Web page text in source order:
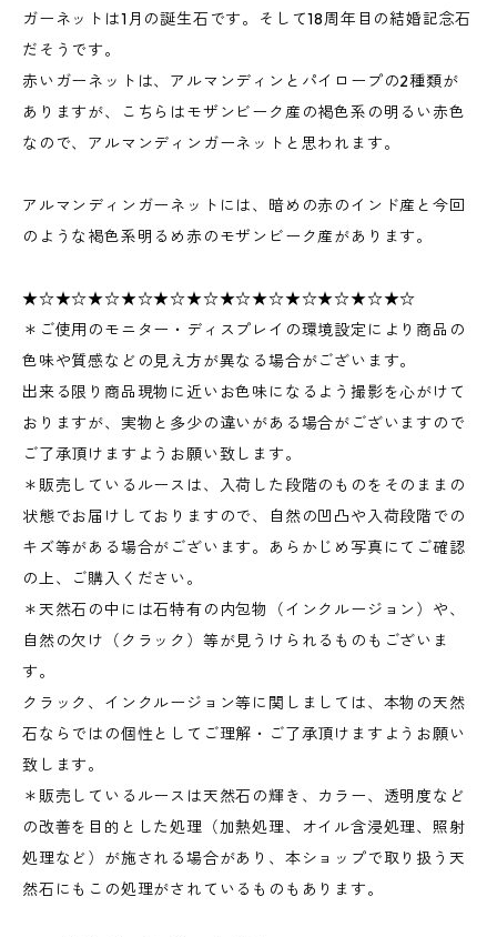
ガーネットは1月の誕生石です。そして18周年目の結婚記念石
だそうです。
赤いガーネットは、アルマンディンとパイロープの2種類が
ありますが、こちらはモザンビーク産の褐色系の明るい赤色
なので、アルマンディンガーネットと思われます。
アルマンディンガーネットには、暗めの赤のインド産と今回
のような褐色系明るめ赤のモザンビーク産があります。
★☆★☆★☆★☆★☆★☆★☆★☆★☆★☆★☆★☆
＊ご使用のモニター・ディスプレイの環境設定により商品の
色味や質感などの見え方が異なる場合がございます。
出来る限り商品現物に近いお色味になるよう撮影を心がけて
おりますが、実物と多少の違いがある場合がございますので
ご了承頂けますようお願い致します。
＊販売しているルースは、入荷した段階のものをそのままの
状態でお届けしておりますので、自然の凹凸や入荷段階での
キズ等がある場合がございます。あらかじめ写真にてご確認
の上、ご購入ください。
＊天然石の中には石特有の内包物（インクルージョン）や、
自然の欠け（クラック）等が見うけられるものもございま
す。
クラック、インクルージョン等に関しましては、本物の天然
石ならではの個性としてご理解・ご了承頂けますようお願い
致します。
＊販売しているルースは天然石の輝き、カラー、透明度など
の改善を目的とした処理（加熱処理、オイル含浸処理、照射
処理など）が施される場合があり、本ショップで取り扱う天
然石にもこの処理がされているものもあります。